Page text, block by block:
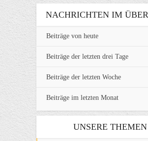
NACHRICHTEN IM
Beiträge von heute
Beiträge der letzten drei Tage
Beiträge der letzten Woche
Beiträge im letzten Monat
UNSERE THEMEN